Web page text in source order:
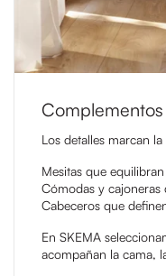
Los detalles marcan
Mesitas que
Cómodas y
Cabeceros que
En SKEMA
acompañan la cama,